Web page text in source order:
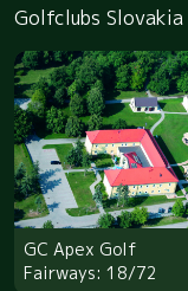
Golfclubs Slovakia
GC Apex Golf
Fairways: 18/72